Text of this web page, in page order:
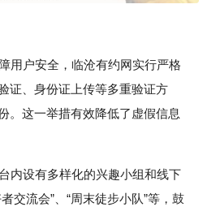
用户安全，临沧有约网实行严格
证、身份证上传等多重验证方
。这一举措有效降低了虚假信息
内设有多样化的兴趣小组和线下
交流会”、“周末徒步小队”等，鼓